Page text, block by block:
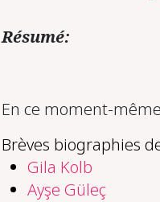
Résumé:
En ce moment-
Brèves biographies
Gila Kolb
Ayşe Güleç